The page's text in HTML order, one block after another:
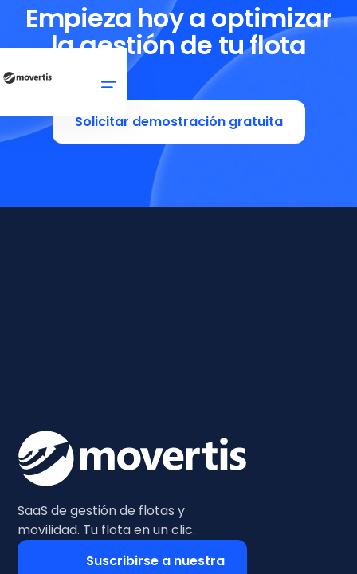
Empieza hoy a optimizar
la gestión de tu flota
Solicitar demostración gratuita
SaaS de gestión de flotas y
movilidad. Tu flota en un clic.
Suscribirse a nuestra